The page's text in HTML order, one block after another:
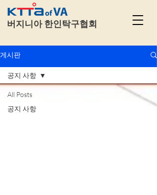
버지니아 한인탁구협회
게시판
All Posts
공지 사항
공지 사항